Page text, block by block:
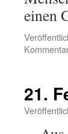
einen
21.